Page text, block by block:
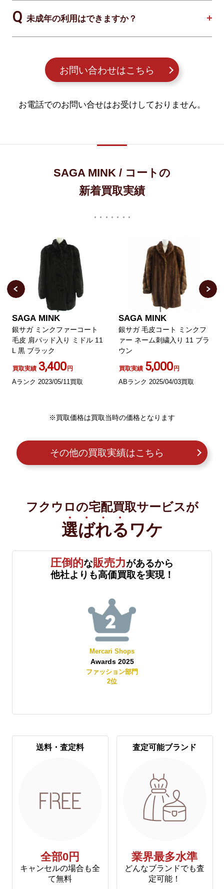
未成年の利用はできますか？
お問い合わせはこちら
お電話でのお問い合せはお受けしておりません。
SAGA MINK / コートの
新着買取実績
SAGA MINK
銀サガ ミンクファーコート
毛皮 肩パッド入り ミドル 11
L 黒 ブラック
買取実績 3,400円
Aランク 2023/05/11買取
SAGA MINK
銀サガ 毛皮コート ミンクフ
ァー ネーム刺繍入り 11 ブラ
ウン
買取実績 5,000円
ABランク 2025/04/03買取
※買取価格は買取当時の価格となります
その他の買取実績はこちら
フクウロの宅配買取サービスが
選ばれる ワケ
圧倒的な販売力があるから
他社よりも高価買取を実現！
Mercari Shops
Awards 2025
ファッション部門
2位
送料・査定料
全部0円
キャンセルの場合も全
て無料
査定可能ブランド
業界最多水準
どんなブランドでも査
定可能！